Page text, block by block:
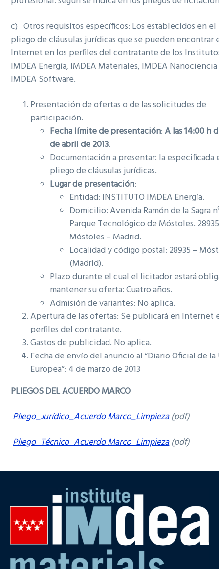
c) Otros requisitos específicos: Los establecidos en el
pliego de cláusulas jurídicas que se pueden encontrar
Internet en los perfiles del contratante de los
IMDEA Energía, IMDEA Materiales, IMDEA
IMDEA Software.
Presentación de ofertas o de las solicitudes de
participación.
Fecha límite de presentación:A las 14:00 h
de abril de 2013.
Documentación a presentar: la especificada
pliego de cláusulas jurídicas.
Lugar de presentación:
Entidad: INSTITUTO IMDEA Energía.
Domicilio: Avenida Ramón de la Sagra
Parque Tecnológico de Móstoles. 28935
Móstoles – Madrid.
Localidad y código postal: 28935 –
(Madrid).
Plazo durante el cual el licitador estará
mantener su oferta: Cuatro años.
Admisión de variantes: No aplica.
Apertura de las ofertas: Se publicará en Internet
perfiles del contratante.
Gastos de publicidad. No aplica.
Fecha de envío del anuncio al “Diario Oficial de
Europea”: 4 de marzo de 2013
PLIEGOS DEL ACUERDO MARCO
Pliego_Jurídico_Acuerdo Marco_Limpieza(pdf)
Pliego_Técnico_Acuerdo Marco_Limpieza(pdf)